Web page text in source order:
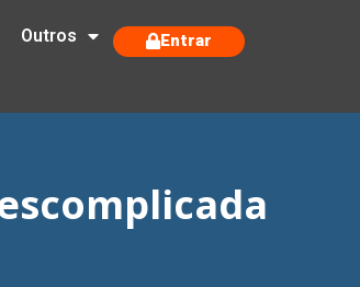
Outros Entrar